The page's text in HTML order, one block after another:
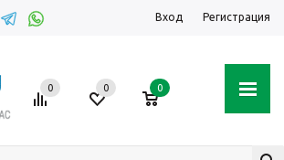
Вход Регистрация
0 0 0